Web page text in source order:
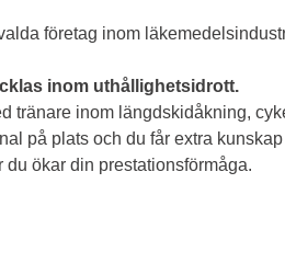
företag inom
inom uthållighetsidrott.
tränare inom längdskidåkning,
på plats och du får extra
ökar din prestationsförmåga.